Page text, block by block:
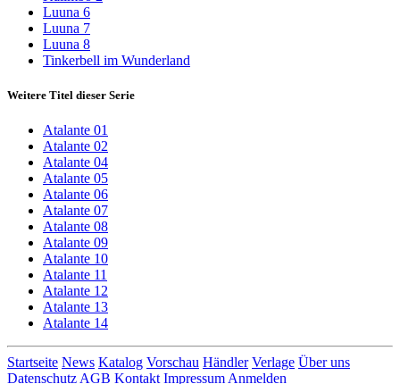
Luuna 6
Luuna 7
Luuna 8
Tinkerbell im Wunderland
Weitere Titel dieser Serie
Atalante 01
Atalante 02
Atalante 04
Atalante 05
Atalante 06
Atalante 07
Atalante 08
Atalante 09
Atalante 10
Atalante 11
Atalante 12
Atalante 13
Atalante 14
Startseite News Katalog Vorschau Händler Verlage Über uns
Datenschutz AGB Kontakt Impressum Anmelden